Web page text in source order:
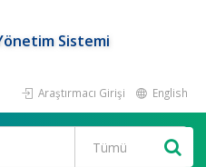
Sistemi
Araştırmacı Girişi English